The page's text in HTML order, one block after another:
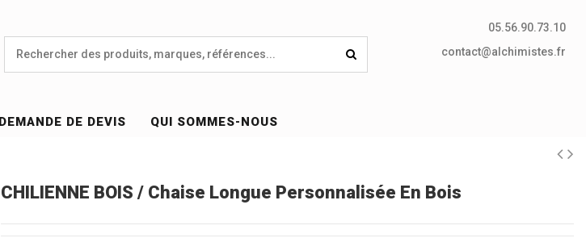
05.56.90.73.10
contact@alchimistes.fr
DEMANDE DE DEVIS QUI SOMMES-NOUS
CHILIENNE BOIS / Chaise Longue Personnalisée En Bois